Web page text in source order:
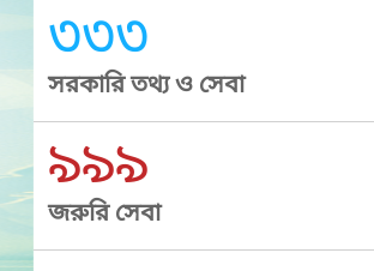
৩৩৩
সরকারি তথ্য ও সেবা
৯৯৯
জরুরি সেবা